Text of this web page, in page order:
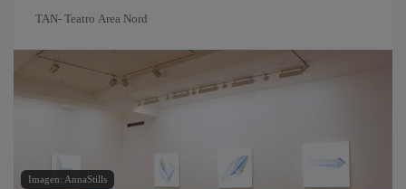
TAN- Teatro Area Nord
Imagen: AnnaStills